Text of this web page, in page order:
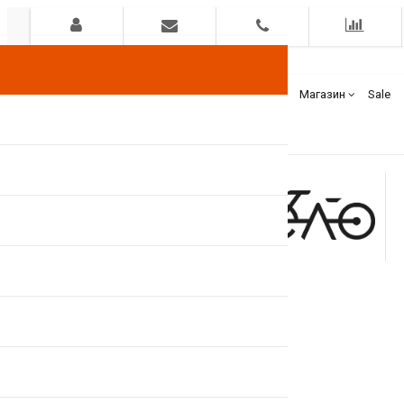
Гарантия Оплата Доставка Бренды Магазин Sale